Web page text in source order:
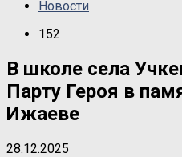
Новости
152
В школе села
Парту Героя в
Ижаеве
28.12.2025